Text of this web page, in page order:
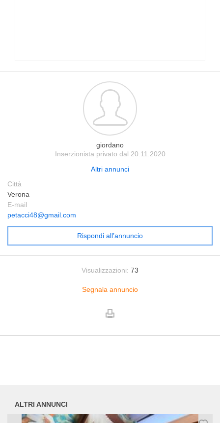
giordano
Inserzionista privato dal 20.11.2020
Altri annunci
Città
Verona
E-mail
petacci48@gmail.com
Rispondi all’annuncio
Visualizzazioni: 73
Segnala annuncio
ALTRI ANNUNCI